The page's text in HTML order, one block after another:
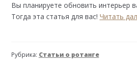
Вы планируете обновить интерьер
Тогда эта статья для вас! Читать
Рубрика: Статьи о ротанге